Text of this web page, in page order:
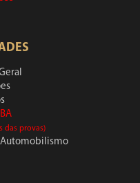
das provas)